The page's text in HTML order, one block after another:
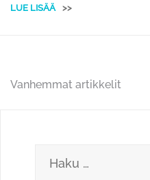
LUE LISÄÄ >>
Artikkelien
Vanhemmat artikkelit